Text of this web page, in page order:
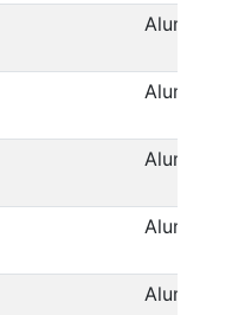
Alumínio
Alumínio
Alumínio
Alumínio
Alumínio